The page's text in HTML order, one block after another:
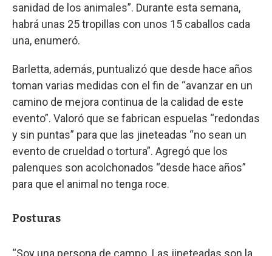
sanidad de los animales”. Durante esta semana,
habrá unas 25 tropillas con unos 15 caballos cada
una, enumeró.
Barletta, además, puntualizó que desde hace años
toman varias medidas con el fin de “avanzar en un
camino de mejora continua de la calidad de este
evento”. Valoró que se fabrican espuelas “redondas
y sin puntas” para que las jineteadas “no sean un
evento de crueldad o tortura”. Agregó que los
palenques son acolchonados “desde hace años”
para que el animal no tenga roce.
Posturas
“Soy una persona de campo. Las jineteadas son la